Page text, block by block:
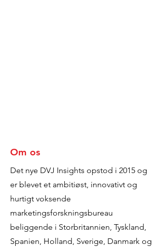
Om os
Det nye DVJ Insights opstod i 2015 og
er blevet et ambitiøst, innovativt og
hurtigt voksende
marketingsforskningsbureau
beliggende i Storbritannien, Tyskland,
Spanien, Holland, Sverige, Danmark og